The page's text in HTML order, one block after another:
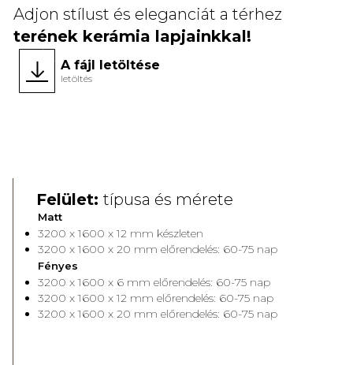
Adjon stílust és eleganciát a térhez
terének kerámia lapjainkkal!
A fájl letöltése
letöltés
Felület: típusa és mérete
Matt
3200 x 1600 x 12 mm készleten
3200 x 1600 x 20 mm előrendelés: 60-75 nap
Fényes
3200 x 1600 x 6 mm előrendelés: 60-75 nap
3200 x 1600 x 12 mm előrendelés: 60-75 nap
3200 x 1600 x 20 mm előrendelés: 60-75 nap